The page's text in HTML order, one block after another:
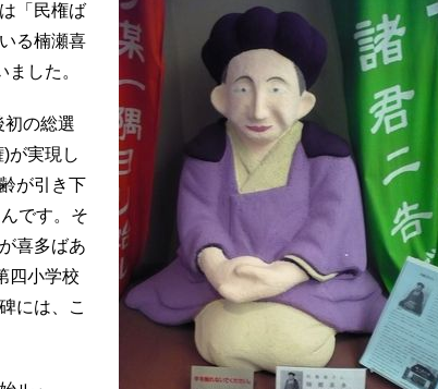
「民権ば
る楠瀬喜
した。
の総選
が実現し
が引き下
です。そ
喜多ばあ
四小学校
には、こ